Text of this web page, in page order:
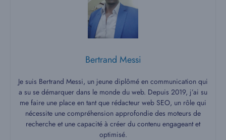
Bertrand Messi
Je suis Bertrand Messi, un jeune diplômé en communication qui
a su se démarquer dans le monde du web. Depuis 2019, j’ai su
me faire une place en tant que rédacteur web SEO, un rôle qui
nécessite une compréhension approfondie des moteurs de
recherche et une capacité à créer du contenu engageant et
optimisé.